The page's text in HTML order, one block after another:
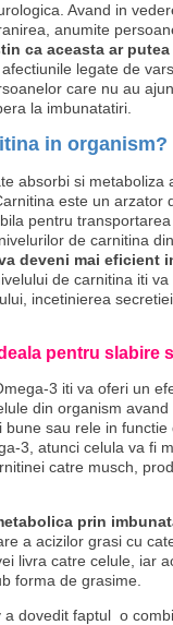
Avand in
anumite
ca aceasta ar
legate de
care nu au
la imbunatatiri.
in organism?
absorbi si
este un
pentru
de carnitina
deveni mai eficient
de carnitina iti
incetinierea
pentru slabire
3 iti va oferi un
din organism
sau rele in
3, atunci celula va fi
catre musch,
prin
a acizilor grasi cu
livra catre celule, iar
forma de grasime.
dovedit faptul o